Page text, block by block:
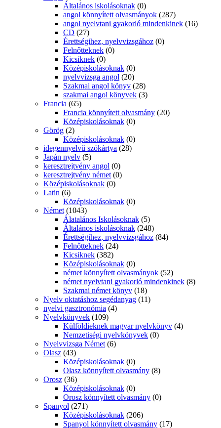
Általános iskolásoknak (0)
angol könnyített olvasmányok (287)
angol nyelvtani gyakorló mindenkinek (16)
CD (27)
Érettségihez, nyelvvizsgához (0)
Felnőtteknek (0)
Kicsiknek (0)
Középiskolásoknak (0)
nyelvvizsga angol (20)
Szakmai angol könyv (28)
szakmai angol könyvek (3)
Francia (65)
Francia könnyített olvasmány (20)
Középiskolásoknak (0)
Görög (2)
Középiskolásoknak (0)
idegennyelvű szókártya (28)
Japán nyelv (5)
keresztrejtvény angol (0)
keresztrejtvény német (0)
Középiskolásoknak (0)
Latin (6)
Középiskolásoknak (0)
Német (1043)
Álatalános Iskolásoknak (5)
Általános iskolásoknak (248)
Érettségihez, nyelvvizsgához (84)
Felnőtteknek (24)
Kicsiknek (382)
Középiskolásoknak (0)
német könnyített olvasmányok (52)
német nyelvtani gyakorló mindenkinek (8)
Szakmai német könyv (18)
Nyelv oktatáshoz segédanyag (11)
nyelvi gasztronómia (4)
Nyelvkönyvek (109)
Külföldieknek magyar nyelvkönyv (4)
Nemzetiségi nyelvkönyvek (0)
Nyelvvizsga Német (6)
Olasz (43)
Középiskolásoknak (0)
Olasz könnyített olvasmány (8)
Orosz (36)
Középiskolásoknak (0)
Orosz könnyített olvasmány (0)
Spanyol (271)
Középiskolásoknak (206)
Spanyol könnyített olvasmány (17)